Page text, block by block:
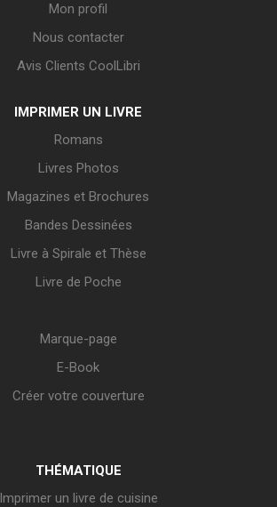
Mon profil
Nous contacter
Avis Clients CoolLibri
IMPRIMER UN LIVRE
Romans
Livres Photos
Magazines et Brochures
Bandes Dessinées
Livre à Spirale et Thèse
Livre de Poche
Marque-page
E-Book
Créer votre couverture
THÉMATIQUE
Imprimer un livre de cuisine